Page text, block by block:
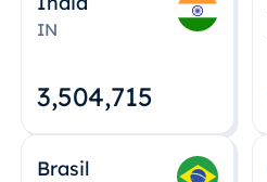
IN
3,504,715
Brasil